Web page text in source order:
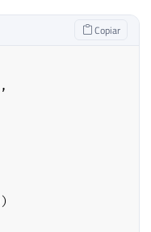
Copiar
,
)